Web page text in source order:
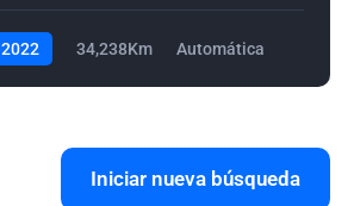
2022 34,238Km Automática
Iniciar nueva búsqueda